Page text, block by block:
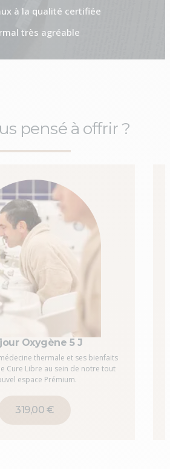
à la qualité certifiée
très agréable
pensé à offrir ?
Oxygène 5 J
thermale et ses bienfaits
Cure Libre au sein de notre tout
espace Prémium.
319,00 €